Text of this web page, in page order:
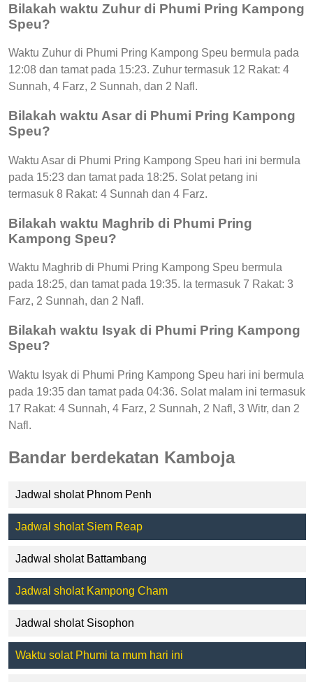
Bilakah waktu Zuhur di Phumi Pring Kampong
Speu?
Waktu Zuhur di Phumi Pring Kampong Speu bermula pada
12:08 dan tamat pada 15:23. Zuhur termasuk 12 Rakat: 4
Sunnah, 4 Farz, 2 Sunnah, dan 2 Nafl.
Bilakah waktu Asar di Phumi Pring Kampong
Speu?
Waktu Asar di Phumi Pring Kampong Speu hari ini bermula
pada 15:23 dan tamat pada 18:25. Solat petang ini
termasuk 8 Rakat: 4 Sunnah dan 4 Farz.
Bilakah waktu Maghrib di Phumi Pring
Kampong Speu?
Waktu Maghrib di Phumi Pring Kampong Speu bermula
pada 18:25, dan tamat pada 19:35. Ia termasuk 7 Rakat: 3
Farz, 2 Sunnah, dan 2 Nafl.
Bilakah waktu Isyak di Phumi Pring Kampong
Speu?
Waktu Isyak di Phumi Pring Kampong Speu hari ini bermula
pada 19:35 dan tamat pada 04:36. Solat malam ini termasuk
17 Rakat: 4 Sunnah, 4 Farz, 2 Sunnah, 2 Nafl, 3 Witr, dan 2
Nafl.
Bandar berdekatan Kamboja
Jadwal sholat Phnom Penh
Jadwal sholat Siem Reap
Jadwal sholat Battambang
Jadwal sholat Kampong Cham
Jadwal sholat Sisophon
Waktu solat Phumi ta mum hari ini